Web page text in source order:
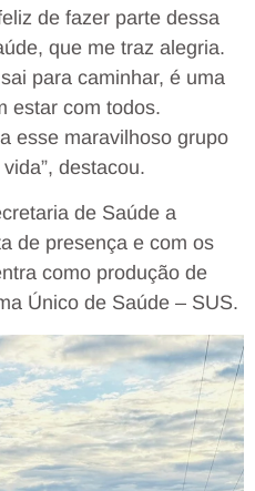
de fazer parte dessa
que me traz alegria.
para caminhar, é uma
estar com todos.
esse maravilhoso grupo
destacou.
de Saúde a
de presença e com os
como produção de
Único de Saúde – SUS.